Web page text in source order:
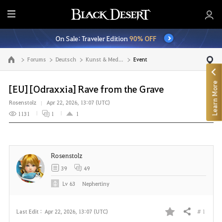
E
n
t
i
r
M
e
n
u
On Sale: Traveler Edition90% OFF
Go to the main page Forums Deutsch Kunst & Medien Event
[EU] [Odraxxia] Rave from the Grave
Rosenstolz
Apr 22, 2026, 13:07 (UTC)
1131
1 1
Last Edit : Apr 22, 2026, 13:07 (UTC) Share # 1
Rosenstolz
39 49
Lv 63 Nephertiny
Learn More